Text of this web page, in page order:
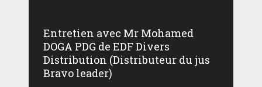
Entretien avec Mr Mohamed
DOGA PDG de EDF Divers
Distribution (Distributeur du jus
Bravo leader)